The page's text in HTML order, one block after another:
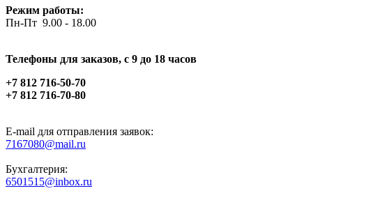
Режим работы:
Пн-Пт 9.00 - 18.00
Телефоны для заказов, c 9 до 18 часов
+7 812 716-50-70
+7 812 716-70-80
E-mail для отправления заявок:
7167080@mail.ru
Бухгалтерия:
6501515@inbox.ru